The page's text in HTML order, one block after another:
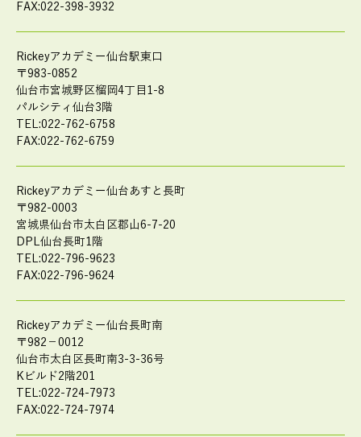
FAX:022-398-3932
Rickeyアカデミー仙台駅東口
〒983-0852
仙台市宮城野区榴岡4丁目1-8
パルシティ仙台3階
TEL:022-762-6758
FAX:022-762-6759
Rickeyアカデミー仙台あすと長町
〒982-0003
宮城県仙台市太白区郡山6-7-20
DPL仙台長町1階
TEL:022-796-9623
FAX:022-796-9624
Rickeyアカデミー仙台長町南
〒982－0012
仙台市太白区長町南3-3-36号
Kビルド2階201
TEL:022-724-7973
FAX:022-724-7974